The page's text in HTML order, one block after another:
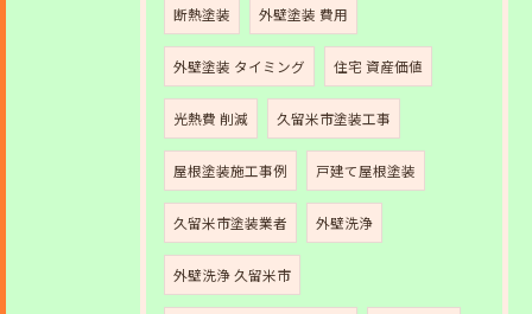
断熱塗装 外壁塗装 費用
外壁塗装 タイミング 住宅 資産価値
光熱費 削減 久留米市塗装工事
屋根塗装施工事例 戸建て屋根塗装
久留米市塗装業者 外壁洗浄
外壁洗浄 久留米市